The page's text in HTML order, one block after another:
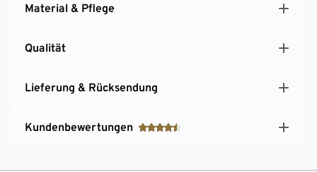
Material & Pflege
Qualität
Lieferung & Rücksendung
Kundenbewertungen